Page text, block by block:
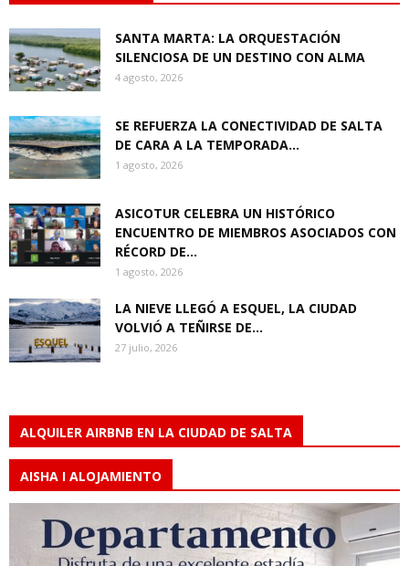
SANTA MARTA: LA ORQUESTACIÓN
SILENCIOSA DE UN DESTINO CON ALMA
4 agosto, 2026
SE REFUERZA LA CONECTIVIDAD DE SALTA
DE CARA A LA TEMPORADA...
1 agosto, 2026
ASICOTUR CELEBRA UN HISTÓRICO
ENCUENTRO DE MIEMBROS ASOCIADOS CON
RÉCORD DE...
1 agosto, 2026
LA NIEVE LLEGÓ A ESQUEL, LA CIUDAD
VOLVIÓ A TEÑIRSE DE...
27 julio, 2026
ALQUILER AIRBNB EN LA CIUDAD DE SALTA
AISHA I ALOJAMIENTO